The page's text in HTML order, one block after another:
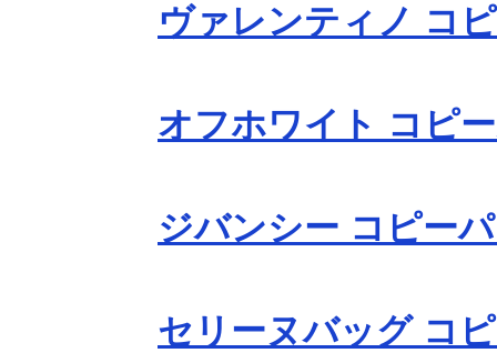
ヴァレンティノ コ
オフホワイト コピ
ジバンシー コピー
セリーヌバッグ コ